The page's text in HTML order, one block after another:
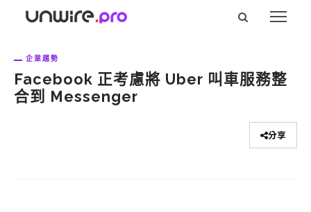
企業趨勢
Facebook 正考慮將 Uber 叫車服務整
合到 Messenger
分享